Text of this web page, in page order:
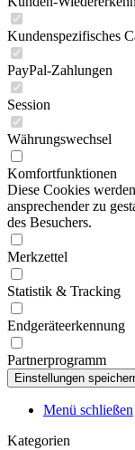
Kundenspezifisches
PayPal-Zahlungen
Session
Währungswechsel
Komfortfunktionen
Diese Cookies
ansprechender zu
des Besuchers.
Merkzettel
Statistik & Tracking
Endgeräteerkennung
Partnerprogramm
Menü schließen
Kategorien